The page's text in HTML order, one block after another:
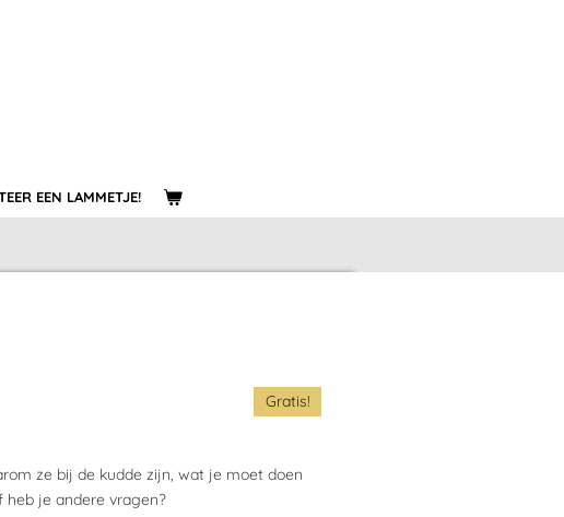
EEN LAMMETJE!
Gratis!
ze bij de kudde zijn, wat je moet doen
je andere vragen?